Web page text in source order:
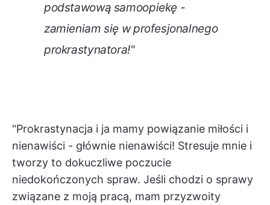
podstawową samoopiekę -
zamieniam się w profesjonalnego
prokrastynatora!"
"Prokrastynacja i ja mamy powiązanie miłości i
nienawiści - głównie nienawiści! Stresuje mnie i
tworzy to dokuczliwe poczucie
niedokończonych spraw. Jeśli chodzi o sprawy
związane z moją pracą, mam przyzwoity